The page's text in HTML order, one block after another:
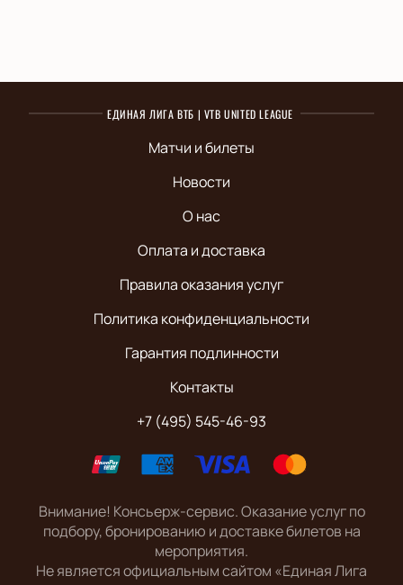
ЕДИНАЯ ЛИГА ВТБ | VTB UNITED LEAGUE
Матчи и билеты
Новости
О нас
Оплата и доставка
Правила оказания услуг
Политика конфиденциальности
Гарантия подлинности
Контакты
+7 (495) 545-46-93
Внимание! Консьерж-сервис. Оказание услуг по
подбору, бронированию и доставке билетов на
мероприятия.
Не является официальным сайтом «Единая Лига